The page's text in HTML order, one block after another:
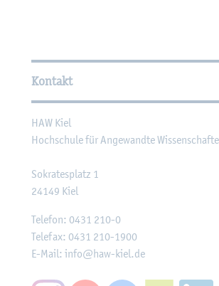
Kontakt
HAW Kiel
Hoch­schu­le für An­ge­wand­te
So­kra­tes­platz 1
24149 Kiel
Te­le­fon: 0431 210-0
Te­le­fax: 0431 210-1900
E-Mail: info@​haw-​kiel.​de